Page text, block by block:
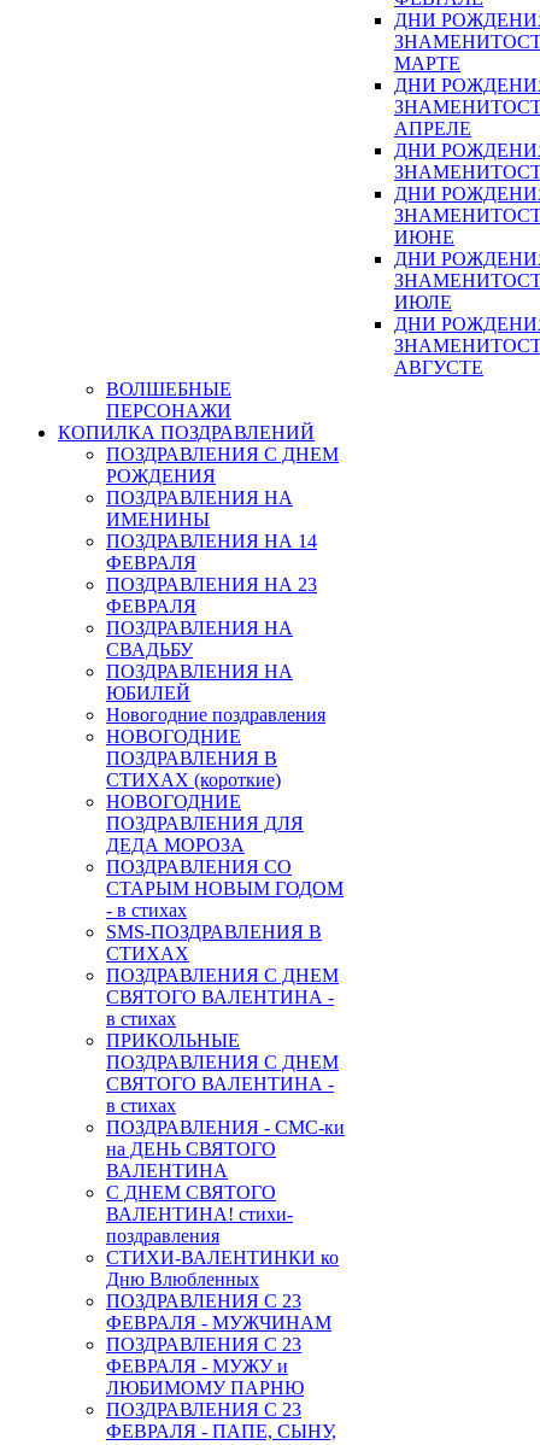
ДНИ
МАРТЕ
ДНИ
АПРЕЛЕ
ДНИ
ДНИ
ИЮНЕ
ДНИ
ИЮЛЕ
ДНИ
АВГУСТЕ
ВОЛШЕБНЫЕ
ПЕРСОНАЖИ
КОПИЛКА ПОЗДРАВЛЕНИЙ
ПОЗДРАВЛЕНИЯ С ДНЕМ
РОЖДЕНИЯ
ПОЗДРАВЛЕНИЯ НА
ИМЕНИНЫ
ПОЗДРАВЛЕНИЯ НА 14
ФЕВРАЛЯ
ПОЗДРАВЛЕНИЯ НА 23
ФЕВРАЛЯ
ПОЗДРАВЛЕНИЯ НА
СВАДЬБУ
ПОЗДРАВЛЕНИЯ НА
ЮБИЛЕЙ
Новогодние поздравления
НОВОГОДНИЕ
ПОЗДРАВЛЕНИЯ В
СТИХАХ (короткие)
НОВОГОДНИЕ
ПОЗДРАВЛЕНИЯ ДЛЯ
ДЕДА МОРОЗА
ПОЗДРАВЛЕНИЯ СО
СТАРЫМ НОВЫМ ГОДОМ
- в стихах
SMS-ПОЗДРАВЛЕНИЯ В
СТИХАХ
ПОЗДРАВЛЕНИЯ С ДНЕМ
СВЯТОГО ВАЛЕНТИНА -
в стихах
ПРИКОЛЬНЫЕ
ПОЗДРАВЛЕНИЯ С ДНЕМ
СВЯТОГО ВАЛЕНТИНА -
в стихах
ПОЗДРАВЛЕНИЯ - СМС-ки
на ДЕНЬ СВЯТОГО
ВАЛЕНТИНА
С ДНЕМ СВЯТОГО
ВАЛЕНТИНА! стихи-
поздравления
СТИХИ-ВАЛЕНТИНКИ ко
Дню Влюбленных
ПОЗДРАВЛЕНИЯ С 23
ФЕВРАЛЯ - МУЖЧИНАМ
ПОЗДРАВЛЕНИЯ С 23
ФЕВРАЛЯ - МУЖУ и
ЛЮБИМОМУ ПАРНЮ
ПОЗДРАВЛЕНИЯ С 23
ФЕВРАЛЯ - ПАПЕ, СЫНУ,